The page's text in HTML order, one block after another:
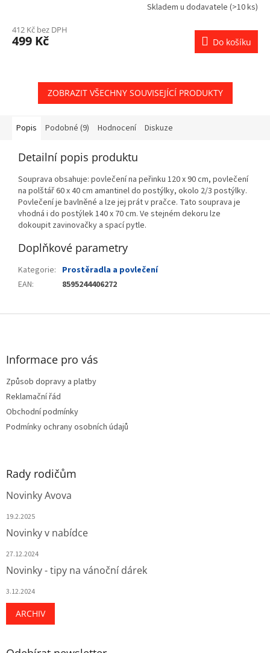
Skladem u dodavatele (>10 ks)
412 Kč bez DPH
499 Kč Do košíku
ZOBRAZIT VŠECHNY SOUVISEJÍCÍ PRODUKTY
Popis Podobné (9) Hodnocení Diskuze
Detailní popis produktu
Souprava obsahuje: povlečení na peřinku 120 x 90 cm, povlečení
na polštář 60 x 40 cm amantinel do postýlky, okolo 2/3 postýlky.
Povlečení je bavlněné a lze jej prát v pračce. Tato souprava je
vhodná i do postýlek 140 x 70 cm. Ve stejném dekoru lze
dokoupit zavinovačky a spací pytle.
Doplňkové parametry
Kategorie: Prostěradla a povlečení
EAN: 8595244406272
Z
Informace pro vás
Způsob dopravy a platby
Reklamační řád
Obchodní podmínky
Podmínky ochrany osobních údajů
Rady rodičům
Novinky Avova
19.2.2025
Novinky v nabídce
27.12.2024
Novinky - tipy na vánoční dárek
3.12.2024
ARCHIV